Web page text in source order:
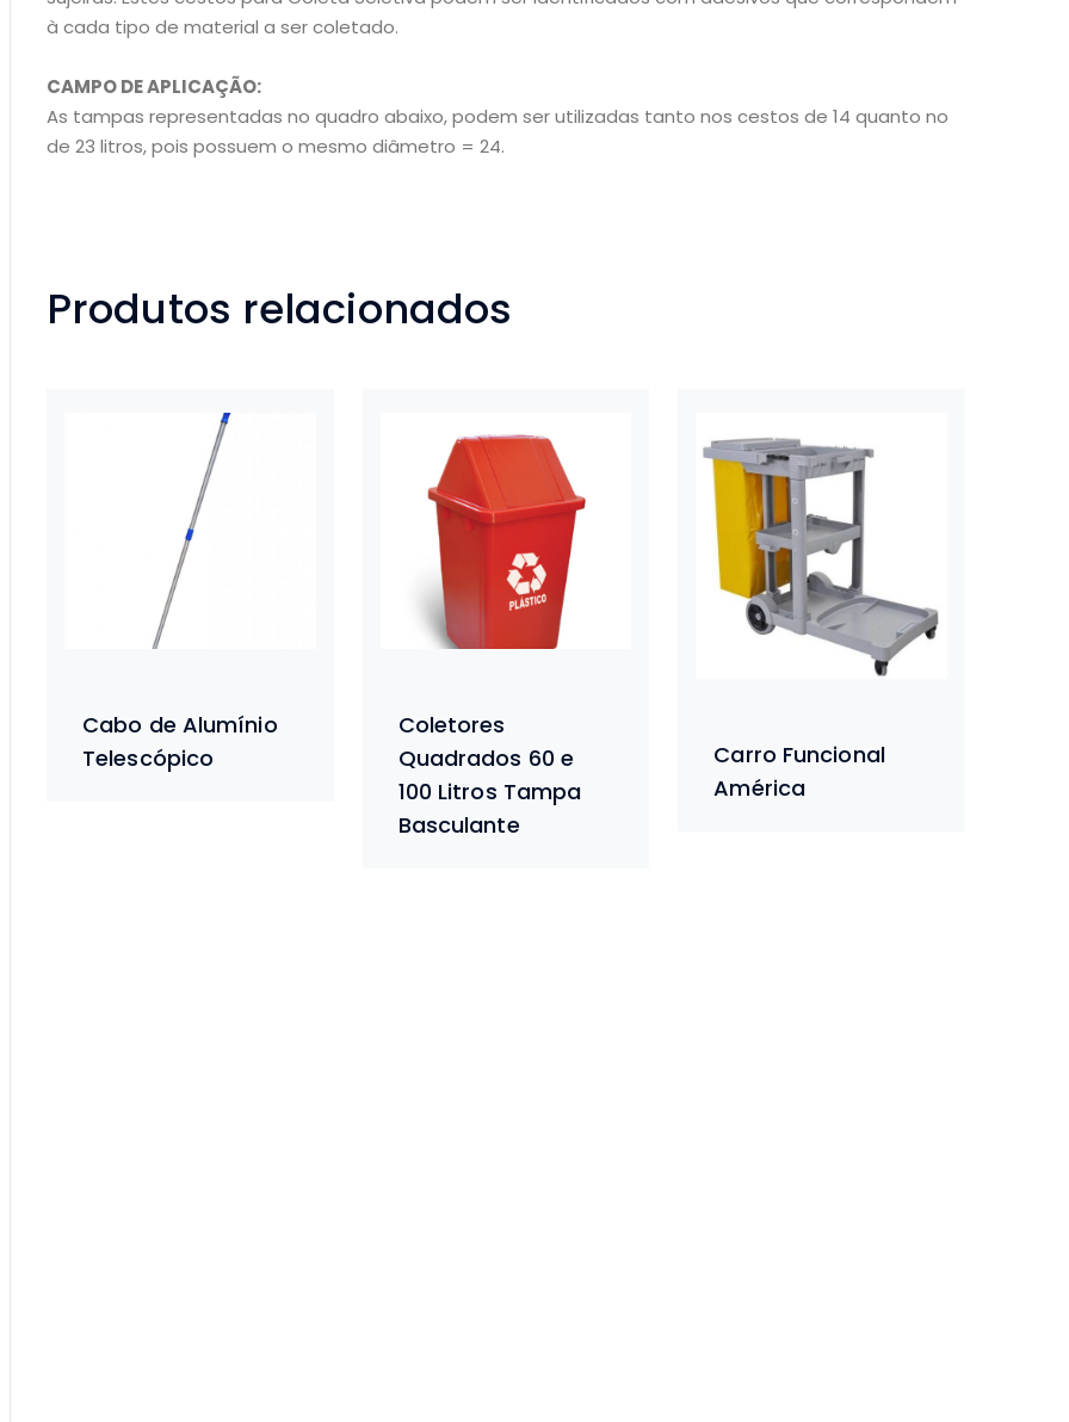
à cada tipo de material a ser coletado.
CAMPO DE APLICAÇÃO:
As tampas representadas no quadro abaixo, podem ser utilizadas tanto nos cestos de 14 quanto no
de 23 litros, pois possuem o mesmo diâmetro = 24.
Produtos relacionados
Cabo de Alumínio
Telescópico
Coletores
Quadrados 60 e
100 Litros Tampa
Basculante
Carro Funcional
América